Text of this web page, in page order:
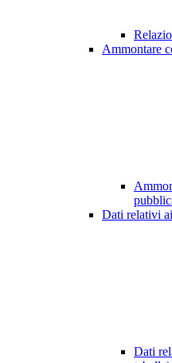
Ammontare
Dati relativi
Dati